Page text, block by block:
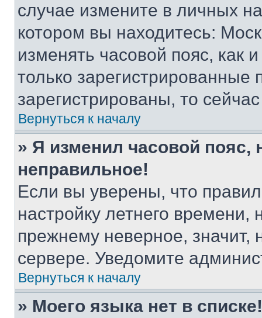
случае измените в личных
котором вы находитесь:
изменять часовой пояс, как
только
зарегистрированы, то
Вернуться к началу
» Я изменил часовой пояс,
неправильное!
Если вы уверены, что
настройку летнего
прежнему неверное, значит,
сервере. Уведомите
Вернуться к началу
» Моего языка нет в списке!